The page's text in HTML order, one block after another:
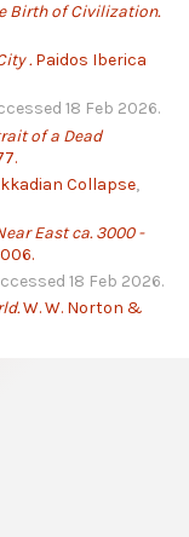
Birth of Civilization.
.Paidos Iberica
18 Feb 2026.
of a Dead
Collapse,
East ca. 3000 -
18 Feb 2026.
W. W. Norton &